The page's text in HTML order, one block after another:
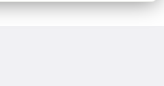
asri & strategis.